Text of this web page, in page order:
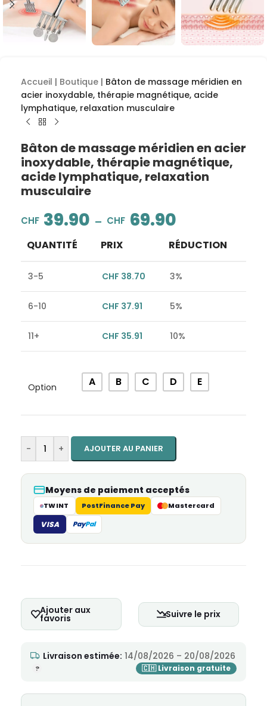
Accueil | Boutique | Bâton de massage méridien en
acier inoxydable, thérapie magnétique, acide
lymphatique, relaxation musculaire
Bâton de massage méridien en acier
inoxydable, thérapie magnétique,
acide lymphatique, relaxation
musculaire
CHF 39.90 – CHF 69.90
QUANTITÉ PRIX RÉDUCTION
3-5 CHF 38.70 3%
6-10 CHF 37.91 5%
11+ CHF 35.91 10%
Option A B C D E
- + AJOUTER AU PANIER
Moyens de paiement acceptés
TWINT PostFinance Pay Mastercard
VISA PayPal
Ajouter aux
favoris Suivre le prix
Livraison estimée: 14/08/2026 – 20/08/2026